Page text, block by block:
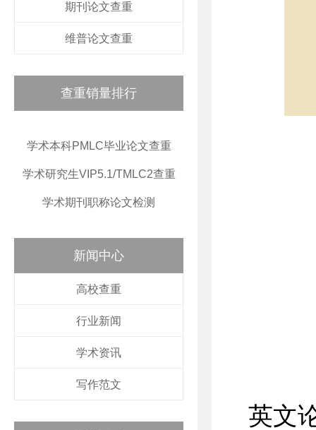
期刊论文查重
维普论文查重
查重销量排行
学术本科PMLC毕业论文查重
学术研究生VIP5.1/TMLC2查重
学术期刊职称论文检测
新闻中心
高校查重
行业新闻
学术资讯
写作范文
英文